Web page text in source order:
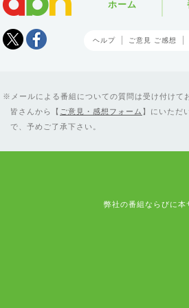
Tweet
ホーム
ヘルプ ご意見 ご感想
メールによる番組についての質問は受け付け
皆さんから【 ご意見・感想フォーム 】にいただ
で、予めご了承下さい。
弊社の番組ならびに